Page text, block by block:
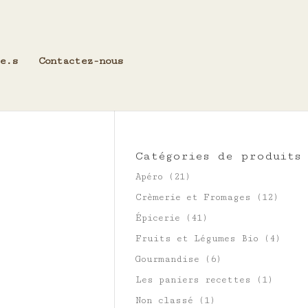
Contactez-nous
Catégories de produits
Apéro
(21)
Crèmerie et Fromages
(12)
Épicerie
(41)
Fruits et Légumes Bio
(4)
Gourmandise
(6)
Les paniers recettes
(1)
Non classé
(1)